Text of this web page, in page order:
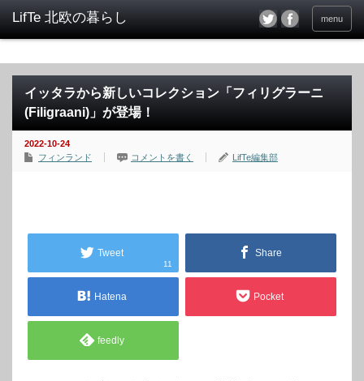
menu
イッタラから新しいコレクション「フィリグラーニ
(Filigraani)」が登場！
2022-10-24
フィンランド
コメントを書く LifTe編集部
Tweet
11
Share
Hatena Pocket
feedly